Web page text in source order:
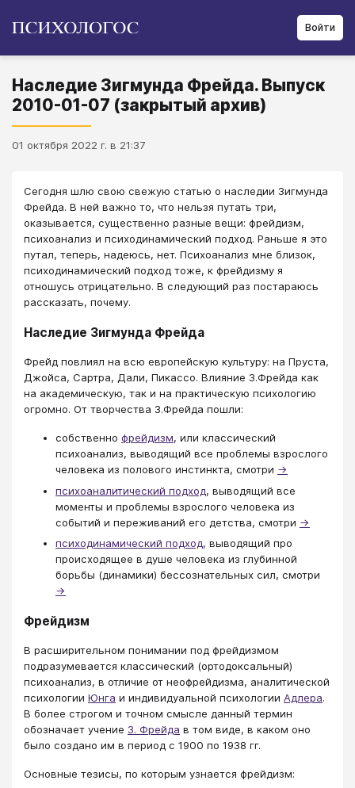
Войти
Наследие Зигмунда Фрейда. Выпуск
2010-01-07 (закрытый архив)
01 октября 2022 г. в 21:37
Сегодня шлю свою свежую статью о наследии Зигмунда
Фрейда. В ней важно то, что нельзя путать три,
оказывается, существенно разные вещи: фрейдизм,
психоанализ и психодинамический подход. Раньше я это
путал, теперь, надеюсь, нет. Психоанализ мне близок,
психодинамический подход тоже, к фрейдизму я
отношусь отрицательно. В следующий раз постараюсь
рассказать, почему.
Наследие Зигмунда Фрейда
Фрейд повлиял на всю европейскую культуру: на Пруста,
Джойса, Сартра, Дали, Пикассо. Влияние З.Фрейда как
на академическую, так и на практическую психологию
огромно. От творчества З.Фрейда пошли:
собственно фрейдизм, или классический
психоанализ, выводящий все проблемы взрослого
человека из полового инстинкта, смотри →
психоаналитический подход, выводящий все
моменты и проблемы взрослого человека из
событий и переживаний его детства, смотри →
психодинамический подход, выводящий про
происходящее в душе человека из глубинной
борьбы (динамики) бессознательных сил, смотри
→
Фрейдизм
В расширительном понимании под фрейдизмом
подразумевается классический (ортодоксальный)
психоанализ, в отличие от неофрейдизма, аналитической
психологии Юнга и индивидуальной психологии Адлера.
В более строгом и точном смысле данный термин
обозначает учение З. Фрейда в том виде, в каком оно
было создано им в период с 1900 по 1938 гг.
Основные тезисы, по которым узнается фрейдизм: